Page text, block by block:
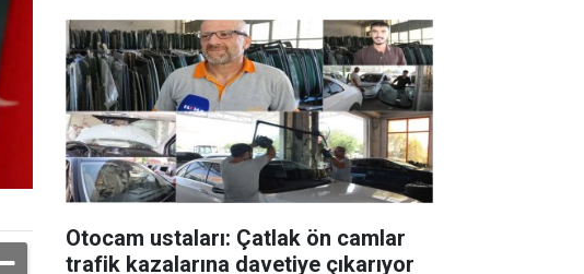
Otocam ustaları: Çatlak ön camlar
trafik kazalarına davetiye çıkarıyor